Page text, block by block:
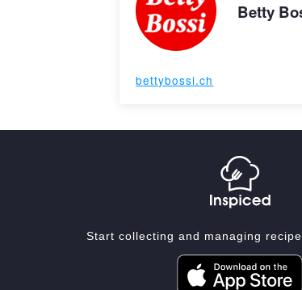
Betty
bettybossi.ch
Start collecting and managing